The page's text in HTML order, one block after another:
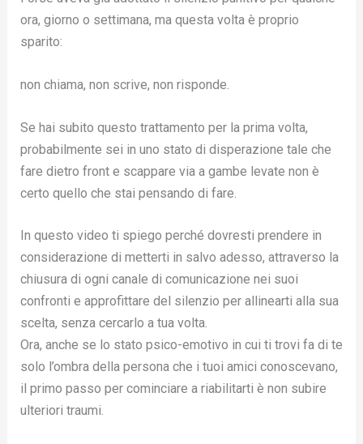
ora, giorno o settimana, ma questa volta è proprio
sparito:
non chiama, non scrive, non risponde.
Se hai subito questo trattamento per la prima volta,
probabilmente sei in uno stato di disperazione tale che
fare dietro front e scappare via a gambe levate non è
certo quello che stai pensando di fare.
In questo video ti spiego perché dovresti prendere in
considerazione di metterti in salvo adesso, attraverso la
chiusura di ogni canale di comunicazione nei suoi
confronti e approfittare del silenzio per allinearti alla sua
scelta, senza cercarlo a tua volta.
Ora, anche se lo stato psico-emotivo in cui ti trovi fa di te
solo l’ombra della persona che i tuoi amici conoscevano,
il primo passo per cominciare a riabilitarti è non subire
ulteriori traumi.